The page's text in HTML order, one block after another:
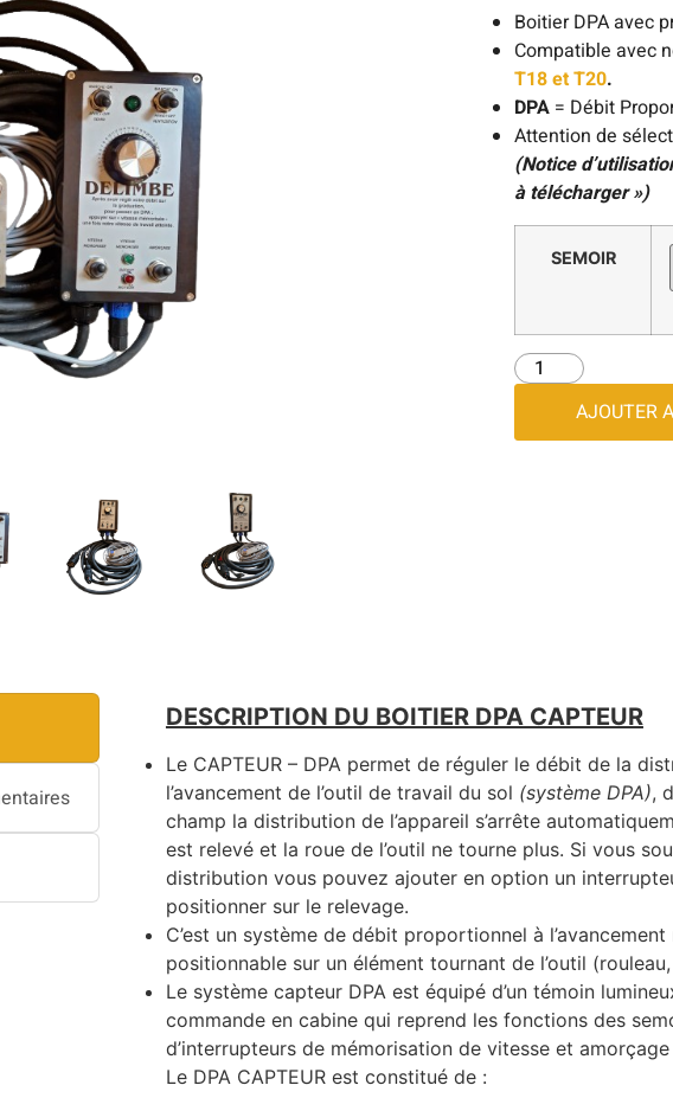
Boitier DPA avec
Compatible avec
T18 et T20.
DPA = Débit
Attention de
(Notice
à télécharger »)
SEMOIR
AJOUTER
DESCRIPTION DU BOITIER DPA CAPTEUR
Le CAPTEUR – DPA permet de réguler le débit de la
l’avancement de l’outil de travail du sol (système DPA),
champ la distribution de l’appareil s’arrête
est relevé et la roue de l’outil ne tourne plus. Si vous
distribution vous pouvez ajouter en option un
positionner sur le relevage.
C’est un système de débit proportionnel à
positionnable sur un élément tournant de l’outil
Le système capteur DPA est équipé d’un témoin
commande en cabine qui reprend les fonctions des
d’interrupteurs de mémorisation de vitesse et
Le DPA CAPTEUR est constitué de :